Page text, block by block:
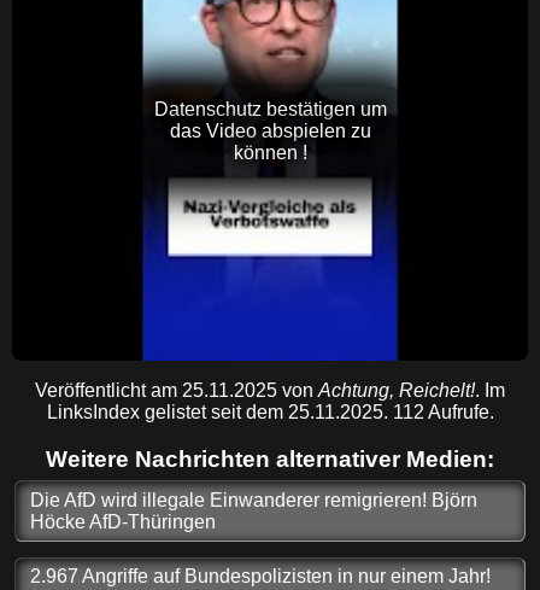
Datenschutz bestätigen um
das Video abspielen zu
können !
Veröffentlicht am 25.11.2025 von Achtung, Reichelt!. Im
LinksIndex gelistet seit dem 25.11.2025. 112 Aufrufe.
Weitere Nachrichten alternativer Medien:
Die AfD wird illegale Einwanderer remigrieren! Björn
Höcke AfD-Thüringen
2.967 Angriffe auf Bundespolizisten in nur einem Jahr!